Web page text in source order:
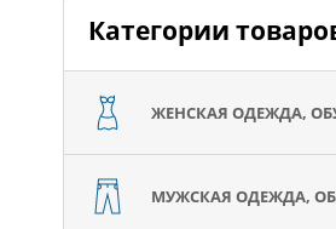
Категории
ЖЕНСКАЯ ОДЕЖДА,
МУЖСКАЯ ОДЕЖДА,